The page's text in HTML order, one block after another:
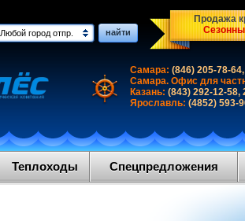
Любой город отпр. найти
Продажа
Самара: (846) 205-78-
Самара. Офис для
Казань: (843) 292-12-58,
Ярославль: (4852) 593-
Теплоходы Спецпредложения